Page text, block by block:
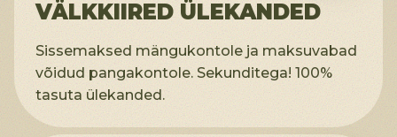
VÄLKKIIRED ÜLEKANDED
Sissemaksed mängukontole ja maksuvabad
võidud pangakontole. Sekunditega! 100%
tasuta ülekanded.